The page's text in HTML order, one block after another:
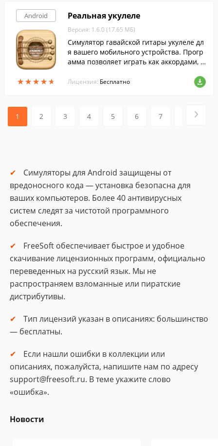
Android
★★★★★
★★★★★
Реальная укулеле
Версия: 1.6.0 (17.65 МБ)
Симулятор гавайской гитары укулеле дл
я вашего мобильного устройства. Прогр
амма позволяет играть как аккордами, т
Лицензия: Бесплатно
1 2 3 4 5 6 7
Симуляторы для Android защищены от
вредоносного кода — установка безопасна для
ваших компьютеров. Более 40 антивирусных
систем следят за чистотой программного
обеспечения.
FreeSoft обеспечивает быстрое и удобное
скачивание лицензионных программ, официально
переведенных на русский язык. Мы не
распространяем взломанные или пиратские
дистрибутивы.
Тип лицензий указан в описаниях: большинство
— бесплатны.
Если нашли ошибки в коллекции или
описаниях, пожалуйста, напишите нам по адресу
support@freesoft.ru. В теме укажите слово
«ошибка».
Новости